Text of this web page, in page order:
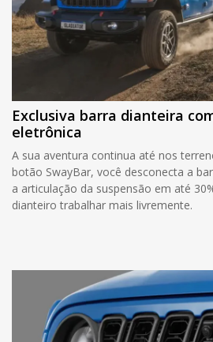
Exclusiva barra dianteira
eletrônica
A sua aventura continua até nos
botão SwayBar, você desconecta a
a articulação da suspensão em até
dianteiro trabalhar mais livremente.